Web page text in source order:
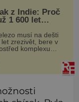
z Indie: Proč
1 600 let
musí na dešti
zrezivět, bere v
komplexu
sedm metrů
který už
odolává počasí